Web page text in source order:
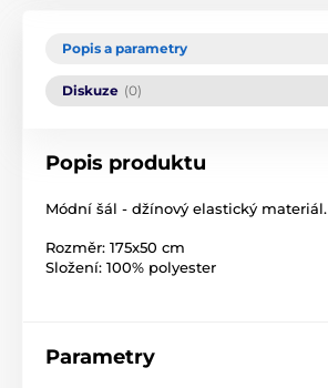
Popis a parametry
Diskuze (0)
Popis produktu
Módní šál - džínový elastický materiál.
Rozměr: 175x50 cm
Složení: 100% polyester
Parametry